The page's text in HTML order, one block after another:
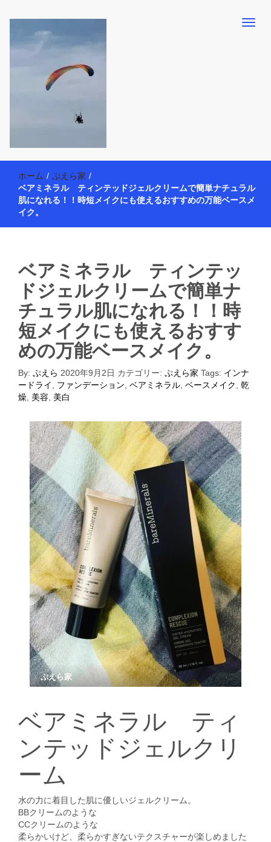
働く母の40代を楽しむ方法
ー活動を通して、豊かな生活を楽しんでいます。懸賞やモニター生
活だけでなく、大好きな【旅行・温泉・食育・美容健康アイテム探
索】も全力で楽しみます。
ホーム / ぷえら家 /
ベアミネラル ティンテッドジェルクリームで簡単ナチュラル
肌になれる！！時短メイクにも使えるおすすめの万能ベースメ
イク。
ベアミネラル ティンテッ
ドジェルクリームで簡単ナ
チュラル肌になれる！！時
短メイクにも使えるおすす
めの万能ベースメイク。
By: ぷえら 2020年9月2日 カテゴリー: ぷえら家 Tags: インナ
ードライ
ファンデーション ベアミネラル ベースメイク
乾
燥
美容 美白
ぷえら家
ベアミネラル ティ
ンテッドジェルクリ
ーム
水の力に着目した肌に優しいジェルクリーム。
BBクリームのような
CCクリームのような
柔らかいけど、柔らかすぎないテクスチャーが楽しめました